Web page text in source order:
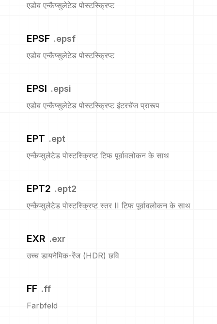
एडोब एन्कैप्सुलेटेड पोस्टस्क्रिप्ट
EPSF .epsf
एडोब एन्कैप्सुलेटेड पोस्टस्क्रिप्ट
EPSI .epsi
एडोब एन्कैप्सुलेटेड पोस्टस्क्रिप्ट इंटरचेंज प्रारूप
EPT .ept
एन्कैप्सुलेटेड पोस्टस्क्रिप्ट टिफ पूर्वावलोकन के साथ
EPT2 .ept2
एन्कैप्सुलेटेड पोस्टस्क्रिप्ट स्तर II टिफ पूर्वावलोकन के साथ
EXR .exr
उच्च डायनेमिक-रेंज (HDR) छवि
FF .ff
Farbfeld